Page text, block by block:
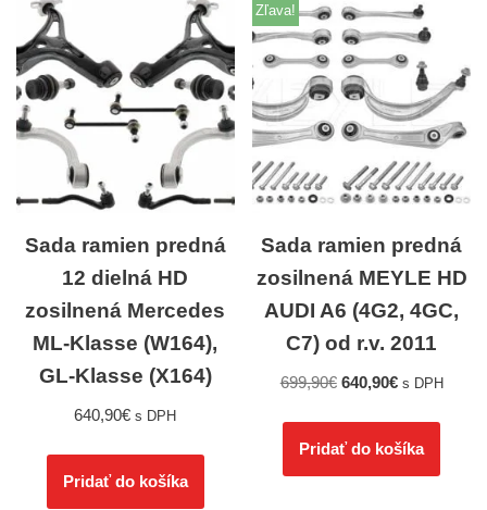
Sada ramien predná
12 dielná HD
zosilnená Mercedes
ML-Klasse (W164),
GL-Klasse (X164)
640,90€ s DPH
Pridať do košíka
Zľava!
Sada ramien predná
zosilnená MEYLE HD
AUDI A6 (4G2, 4GC,
C7) od r.v. 2011
699,90€ 640,90€ s DPH
Pridať do košíka